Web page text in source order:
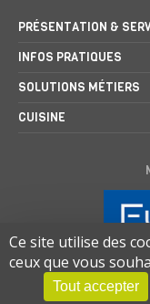
PRÉSENTATION &
INFOS PRATIQUES
SOLUTIONS MÉTIERS
CUISINE
Ce site utilise des
ceux que vous
Tout accepter